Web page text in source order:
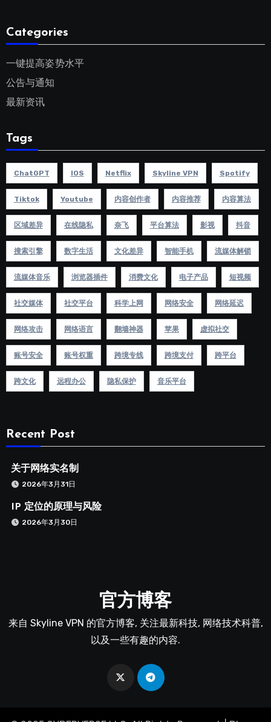
Categories
一键提高姿势水平
公告与通知
最新资讯
Tags
ChatGPT IOS Netflix Skyline VPN Spotify
Tiktok Youtube 内容创作者 内容推荐 内容算法
区域差异 在线隐私 奈飞 平台算法 影视 抖音
搜索引擎 数字生活 文化差异 智能手机 流媒体解锁
流媒体音乐 浏览器插件 消费文化 电子产品 短视频
社交媒体 社交平台 科学上网 网络安全 网络延迟
网络攻击 网络语言 翻墙神器 苹果 虚拟社交
账号安全 账号权重 跨境专线 跨境支付 跨平台
跨文化 远程办公 隐私保护 音乐平台
Recent Post
关于网络实名制
2026年3月31日
IP 定位的原理与风险
2026年3月30日
官方博客
来自 Skyline VPN 的官方博客, 关注最新科技, 网络技术科普,
以及一些有趣的内容.